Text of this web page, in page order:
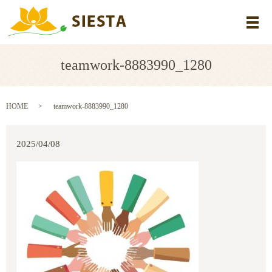
メ
teamwork-8883990_1280
HOME teamwork-8883990_1280
2025/04/08